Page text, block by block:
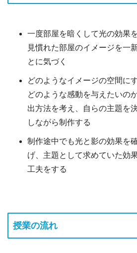
一度部屋を暗くして光の効果
見慣れた部屋のイメージを一
とに気づく
どのようなイメージの空間に
どのような感動を与えたいの
出方法を考え、自らの主題を
しながら制作する
制作途中でも光と影の効果を
げ、主題として求めていた効
工夫をする
授業の流れ